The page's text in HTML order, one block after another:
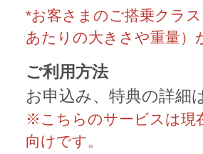
*お客さまのご搭乗クラス
あたりの大きさや重量）
ご利用方法
お申込み、特典の詳細
※こちらのサービスは現
向けです。